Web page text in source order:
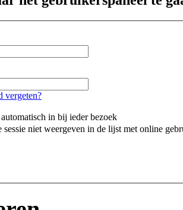
vergeten?
in bij ieder bezoek
sessie niet weergeven in de lijst met online